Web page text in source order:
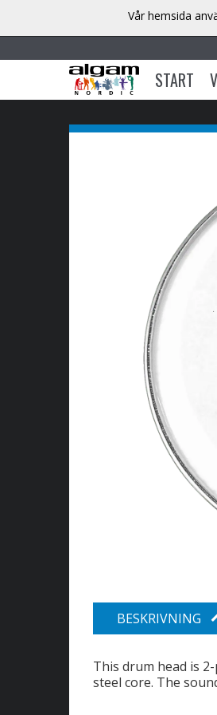
START
BESKRIVNING
This drum head is
steel core. The
Vår hemsida